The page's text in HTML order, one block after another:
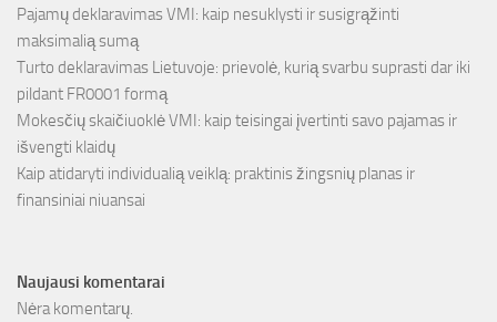
Pajamų deklaravimas VMI: kaip nesuklysti ir susigrąžinti
maksimalią sumą
Turto deklaravimas Lietuvoje: prievolė, kurią svarbu suprasti dar iki
pildant FR0001 formą
Mokesčių skaičiuoklė VMI: kaip teisingai įvertinti savo pajamas ir
išvengti klaidų
Kaip atidaryti individualią veiklą: praktinis žingsnių planas ir
finansiniai niuansai
Naujausi komentarai
Nėra komentarų.